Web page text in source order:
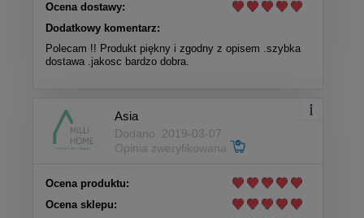
Ocena dostawy:
Dodatkowy komentarz:
Polecam !! Produkt piękny i zgodny z opisem .szybka
dostawa .jakosc bardzo dobra.
Asia
Dodano: 2019-03-07
Opinia zweryfikowana
Ocena produktu:
Ocena sklepu: